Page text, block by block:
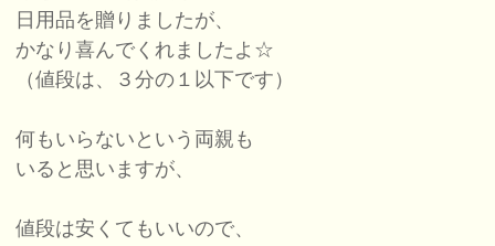
日用品を贈りましたが、
かなり喜んでくれましたよ☆
（値段は、３分の１以下です）
何もいらないという両親も
いると思いますが、
値段は安くてもいいので、